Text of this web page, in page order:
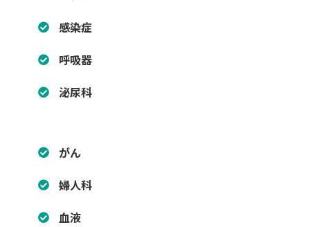
感染症
呼吸器
泌尿科
がん
婦人科
血液